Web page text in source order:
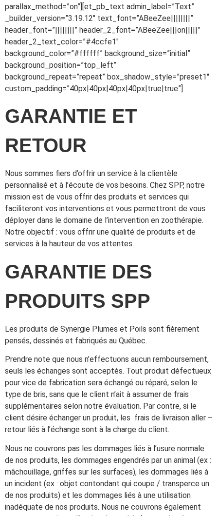
parallax_method=”on”][et_pb_text admin_label=”Text”
_builder_version=”3.19.12″ text_font=”ABeeZee||||||||”
header_font=”||||||||” header_2_font=”ABeeZee|||on|||||”
header_2_text_color=”#4ccfe1″
background_color=”#ffffff” background_size=”initial”
background_position=”top_left”
background_repeat=”repeat” box_shadow_style=”preset1″
custom_padding=”40px|40px|40px|40px|true|true”]
GARANTIE ET
RETOUR
Nous sommes fiers d’offrir un service à la clientèle
personnalisé et à l’écoute de vos besoins. Chez SPP, notre
mission est de vous offrir des produits et services qui
faciliteront vos interventions et vous permettront de vous
déployer dans le domaine de l’intervention en zoothérapie.
Notre objectif : vous offrir une qualité de produits et de
services à la hauteur de vos attentes.
GARANTIE DES
PRODUITS SPP
Les produits de Synergie Plumes et Poils sont fièrement
pensés, dessinés et fabriqués au Québec.
Prendre note que nous n’effectuons aucun remboursement,
seuls les échanges sont acceptés. Tout produit défectueux
pour vice de fabrication sera échangé ou réparé, selon le
type de bris, sans que le client n’ait à assumer de frais
supplémentaires selon notre évaluation. Par contre, si le
client désire échanger un produit, les frais de livraison aller –
retour liés à l’échange sont à la charge du client.
Nous ne couvrons pas les dommages liés à l’usure normale
de nos produits, les dommages engendrés par un animal (ex :
mâchouillage, griffes sur les surfaces), les dommages liés à
un incident (ex : objet contondant qui coupe / transperce un
de nos produits) et les dommages liés à une utilisation
inadéquate de nos produits. Nous ne couvrons également